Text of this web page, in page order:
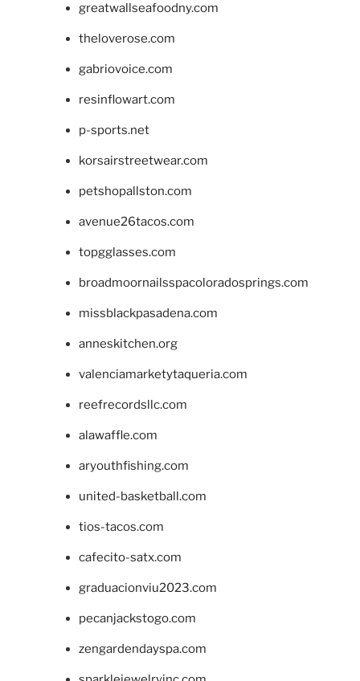
greatwallseafoodny.com
theloverose.com
gabriovoice.com
resinflowart.com
p-sports.net
korsairstreetwear.com
petshopallston.com
avenue26tacos.com
topgglasses.com
broadmoornailsspacoloradosprings.com
missblackpasadena.com
anneskitchen.org
valenciamarketytaqueria.com
reefrecordsllc.com
alawaffle.com
aryouthfishing.com
united-basketball.com
tios-tacos.com
cafecito-satx.com
graduacionviu2023.com
pecanjackstogo.com
zengardendayspa.com